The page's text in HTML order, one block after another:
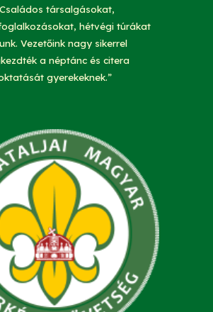
társalgásokat,
hétvégi túrákat
Vezetőink nagy sikerrel
a néptánc és citera
gyerekeknek.”